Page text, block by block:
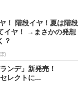
！ 階段イヤ！夏は階段
イヤ！ →まさかの発想
？
)
ンデ」新発売！
レクトに...